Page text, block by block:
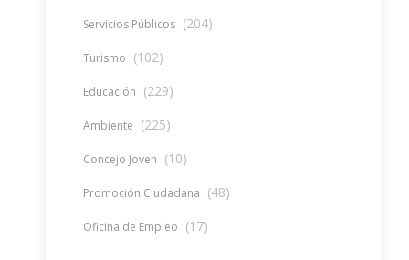
Servicios Públicos (204)
Turismo (102)
Educación (229)
Ambiente (225)
Concejo Joven (10)
Promoción Ciudadana (48)
Oficina de Empleo (17)